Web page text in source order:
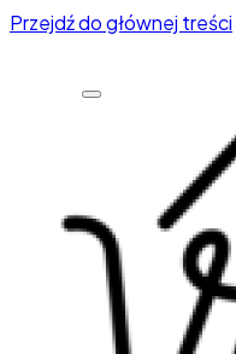
Przejdź do głównej treści